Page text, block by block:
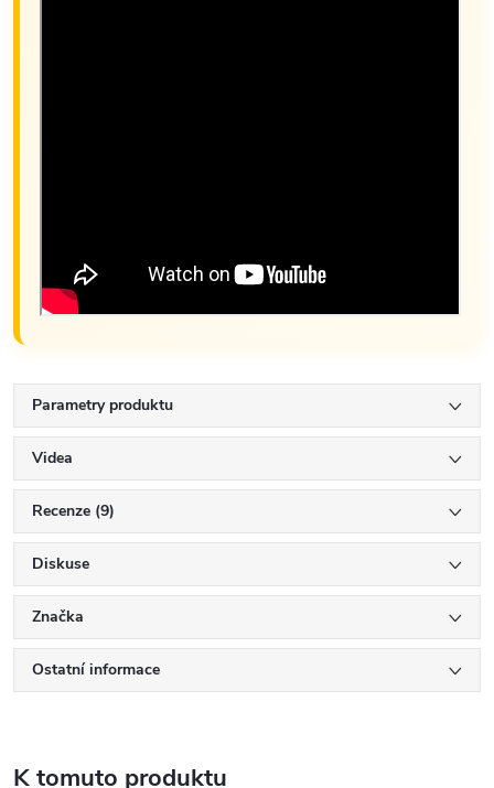
Parametry produktu
Videa
Recenze (9)
Diskuse
Značka
Ostatní informace
K tomuto produktu